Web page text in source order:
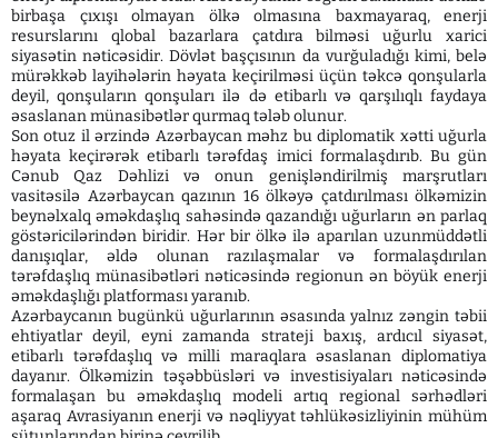
birbaşa çıxışı olmayan ölkə olmasına baxmayaraq, enerji
resurslarını qlobal bazarlara çatdıra bilməsi uğurlu xarici
siyasətin nəticəsidir. Dövlət başçısının da vurğuladığı kimi, belə
mürəkkəb layihələrin həyata keçirilməsi üçün təkcə qonşularla
deyil, qonşuların qonşuları ilə də etibarlı və qarşılıqlı faydaya
əsaslanan münasibətlər qurmaq tələb olunur.
Son otuz il ərzində Azərbaycan məhz bu diplomatik xətti uğurla
həyata keçirərək etibarlı tərəfdaş imici formalaşdırıb. Bu gün
Cənub Qaz Dəhlizi və onun genişləndirilmiş marşrutları
vasitəsilə Azərbaycan qazının 16 ölkəyə çatdırılması ölkəmizin
beynəlxalq əməkdaşlıq sahəsində qazandığı uğurların ən parlaq
göstəricilərindən biridir. Hər bir ölkə ilə aparılan uzunmüddətli
danışıqlar, əldə olunan razılaşmalar və formalaşdırılan
tərəfdaşlıq münasibətləri nəticəsində regionun ən böyük enerji
əməkdaşlığı platforması yaranıb.
Azərbaycanın bugünkü uğurlarının əsasında yalnız zəngin təbii
ehtiyatlar deyil, eyni zamanda strateji baxış, ardıcıl siyasət,
etibarlı tərəfdaşlıq və milli maraqlara əsaslanan diplomatiya
dayanır. Ölkəmizin təşəbbüsləri və investisiyaları nəticəsində
formalaşan bu əməkdaşlıq modeli artıq regional sərhədləri
aşaraq Avrasiyanın enerji və nəqliyyat təhlükəsizliyinin mühüm